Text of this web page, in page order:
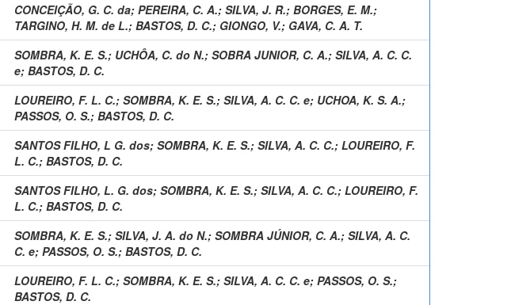
CONCEIÇÃO, G. C. da; PEREIRA, C. A.; SILVA, J. R.; BORGES, E. M.;
TARGINO, H. M. de L.; BASTOS, D. C.; GIONGO, V.; GAVA, C. A. T.
SOMBRA, K. E. S.; UCHÔA, C. do N.; SOBRA JUNIOR, C. A.; SILVA, A. C. C.
e; BASTOS, D. C.
LOUREIRO, F. L. C.; SOMBRA, K. E. S.; SILVA, A. C. C. e; UCHOA, K. S. A.;
PASSOS, O. S.; BASTOS, D. C.
SANTOS FILHO, L G. dos; SOMBRA, K. E. S.; SILVA, A. C. C.; LOUREIRO, F.
L. C.; BASTOS, D. C.
SANTOS FILHO, L. G. dos; SOMBRA, K. E. S.; SILVA, A. C. C.; LOUREIRO, F.
L. C.; BASTOS, D. C.
SOMBRA, K. E. S.; SILVA, J. A. do N.; SOMBRA JÚNIOR, C. A.; SILVA, A. C.
C. e; PASSOS, O. S.; BASTOS, D. C.
LOUREIRO, F. L. C.; SOMBRA, K. E. S.; SILVA, A. C. C. e; PASSOS, O. S.;
BASTOS, D. C.